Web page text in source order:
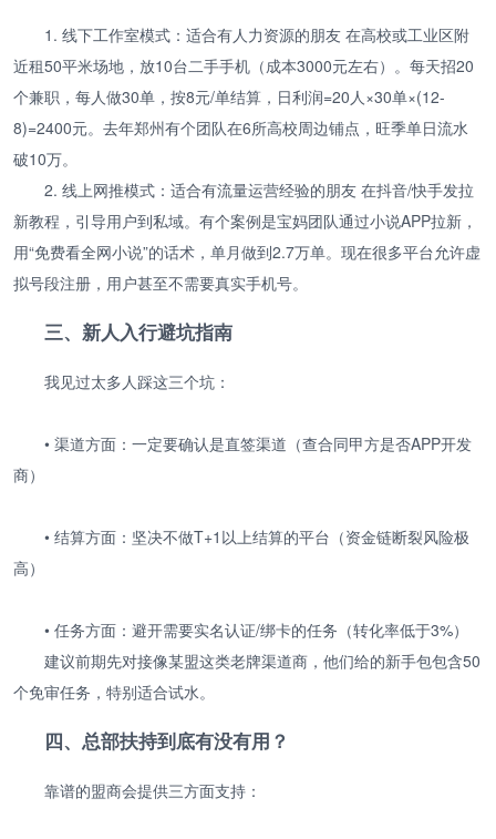
1. 线下工作室模式：适合有人力资源的朋友 在高校或工业区附
近租50平米场地，放10台二手手机（成本3000元左右）。每天招20
个兼职，每人做30单，按8元/单结算，日利润=20人×30单×(12-
8)=2400元。去年郑州有个团队在6所高校周边铺点，旺季单日流水
破10万。
2. 线上网推模式：适合有流量运营经验的朋友 在抖音/快手发拉
新教程，引导用户到私域。有个案例是宝妈团队通过小说APP拉新，
用“免费看全网小说”的话术，单月做到2.7万单。现在很多平台允许虚
拟号段注册，用户甚至不需要真实手机号。
三、新人入行避坑指南
我见过太多人踩这三个坑：
• 渠道方面：一定要确认是直签渠道（查合同甲方是否APP开发
商）
• 结算方面：坚决不做T+1以上结算的平台（资金链断裂风险极
高）
• 任务方面：避开需要实名认证/绑卡的任务（转化率低于3%）
建议前期先对接像某盟这类老牌渠道商，他们给的新手包包含50
个免审任务，特别适合试水。
四、总部扶持到底有没有用？
靠谱的盟商会提供三方面支持：